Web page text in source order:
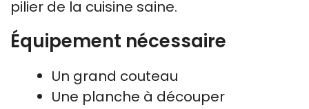
pilier de la cuisine saine.
Équipement nécessaire
Un grand couteau
Une planche à découper